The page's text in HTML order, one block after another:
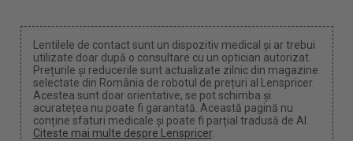
Lentilele de contact sunt un dispozitiv medical și ar trebui
utilizate doar după o consultare cu un optician autorizat.
Prețurile și reducerile sunt actualizate zilnic din magazine
selectate din România de robotul de prețuri al Lenspricer.
Acestea sunt doar orientative, se pot schimba și
acuratețea nu poate fi garantată. Această pagină nu
conține sfaturi medicale și poate fi parțial tradusă de AI.
Citeste mai multe despre Lenspricer.